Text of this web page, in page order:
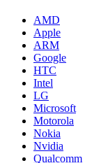
AMD
Apple
ARM
Google
HTC
Intel
LG
Microsoft
Motorola
Nokia
Nvidia
Qualcomm